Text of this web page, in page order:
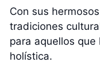
Con sus
tradiciones
para aquellos
holística.